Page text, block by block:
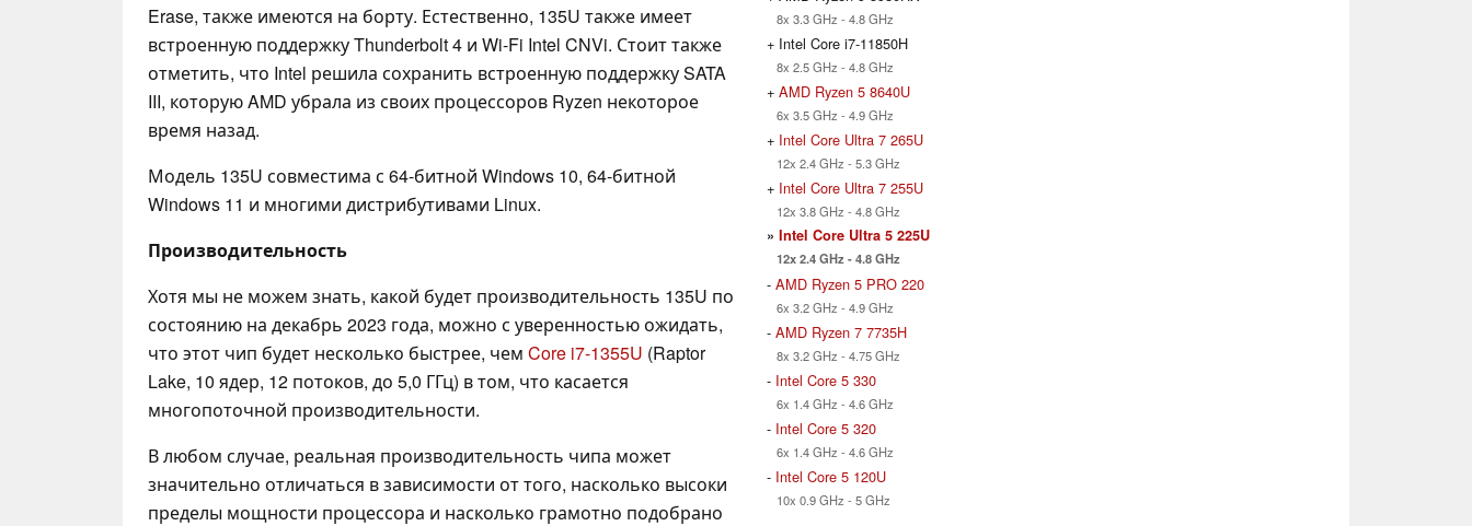
Erase, также имеются на борту. Естественно, 135U также имеет
встроенную поддержку Thunderbolt 4 и Wi-Fi Intel CNVi. Стоит также
отметить, что Intel решила сохранить встроенную поддержку SATA
III, которую AMD убрала из своих процессоров Ryzen некоторое
время назад.
Модель 135U совместима с 64-битной Windows 10, 64-битной
Windows 11 и многими дистрибутивами Linux.
Производительность
Хотя мы не можем знать, какой будет производительность 135U по
состоянию на декабрь 2023 года, можно с уверенностью ожидать,
что этот чип будет несколько быстрее, чем Core i7-1355U (Raptor
Lake, 10 ядер, 12 потоков, до 5,0 ГГц) в том, что касается
многопоточной производительности.
В любом случае, реальная производительность чипа может
значительно отличаться в зависимости от того, насколько высоки
пределы мощности процессора и насколько грамотно подобрано
8x 3.3 GHz - 4.8 GHz
+ Intel Core i7-11850H
8x 2.5 GHz - 4.8 GHz
+ AMD Ryzen 5 8640U
6x 3.5 GHz - 4.9 GHz
+ Intel Core Ultra 7 265U
12x 2.4 GHz - 5.3 GHz
+ Intel Core Ultra 7 255U
12x 3.8 GHz - 4.8 GHz
» Intel Core Ultra 5 225U
12x 2.4 GHz - 4.8 GHz
- AMD Ryzen 5 PRO 220
6x 3.2 GHz - 4.9 GHz
- AMD Ryzen 7 7735H
8x 3.2 GHz - 4.75 GHz
- Intel Core 5 330
6x 1.4 GHz - 4.6 GHz
- Intel Core 5 320
6x 1.4 GHz - 4.6 GHz
- Intel Core 5 120U
10x 0.9 GHz - 5 GHz